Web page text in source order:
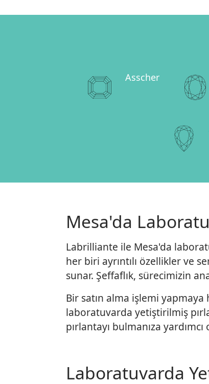
Asscher
Mesa'da
Labrilliante ile Mesa'da
her biri ayrıntılı özellikler ve
sunar. Şeffaflık, sürecimizin
Bir satın alma işlemi yapmaya
laboratuvarda yetiştirilmiş
pırlantayı bulmanıza yardımcı
Laboratuvarda